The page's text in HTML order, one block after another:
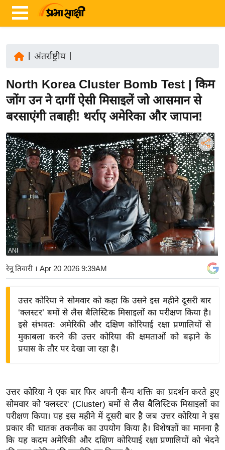
ज़ा
ख
र
रा
ष्ट्री
य
अं
ष्ट्री
य
बि
ज़
ने
द्यो
वि
शे
ष
ज्ञ
रा
अंतर्राष्ट्रीय|
North Korea Cluster Bomb Test | किम
जोंग उन ने दागीं ऐसी मिसाइलें जो आसमान से
बरसाएंगी तबाही! थर्राए अमेरिका और जापान!
ANI
रेनू तिवारी । Apr 20 2026 9:39AM
उत्तर कोरिया ने सोमवार को कहा कि उसने इस महीने दूसरी बार
‘क्लस्टर’ बमों से लैस बैलिस्टिक मिसाइलों का परीक्षण किया है।
इसे संभवतः अमेरिकी और दक्षिण कोरियाई रक्षा प्रणालियों से
मुकाबला करने की उत्तर कोरिया की क्षमताओं को बढ़ाने के
प्रयास के तौर पर देखा जा रहा है।
उत्तर कोरिया ने एक बार फिर अपनी सैन्य शक्ति का प्रदर्शन करते हुए
सोमवार को 'क्लस्टर' (Cluster) बमों से लैस बैलिस्टिक मिसाइलों का
परीक्षण किया। यह इस महीने में दूसरी बार है जब उत्तर कोरिया ने इस
प्रकार की घातक तकनीक का उपयोग किया है। विशेषज्ञों का मानना है
कि यह कदम अमेरिकी और दक्षिण कोरियाई रक्षा प्रणालियों को भेदने